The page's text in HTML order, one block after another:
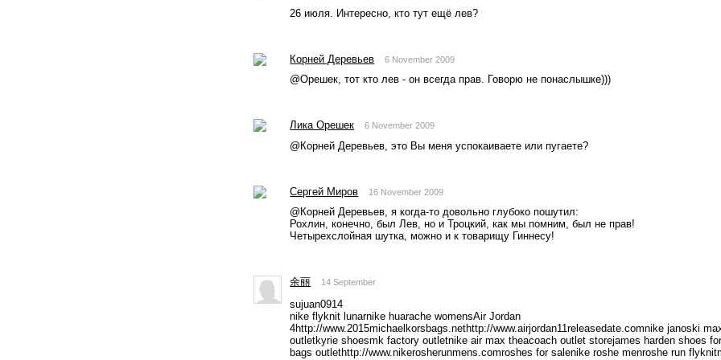
26 июля. Интересно, кто тут ещё лев?
Корней Деревьев 6 November 2009
@Орешек, тот кто лев - он всегда прав. Говорю не понаслышке)))
Лика Орешек 6 November 2009
@Корней Деревьев, это Вы меня успокаиваете или пугаете?
Сергей Миров 16 November 2009
@Корней Деревьев, я когда-то довольно глубоко пошутил:
Рохлин, конечно, был Лев, но и Троцкий, как мы помним, был не прав!
Четырехслойная шутка, можно и к товарищу Гиннесу!
余丽 14 September
sujuan0914
nike flyknit lunarnike huarache womensAir Jordan
4http://www.2015michaelkorsbags.nethttp://www.airjordan11releasedate.comnike janoski
outletkyrie shoesmk factory outletnike air max theacoach outlet storejames harden shoes
bags outlethttp://www.nikerosherunmens.comroshes for salenike roshe menroshe run